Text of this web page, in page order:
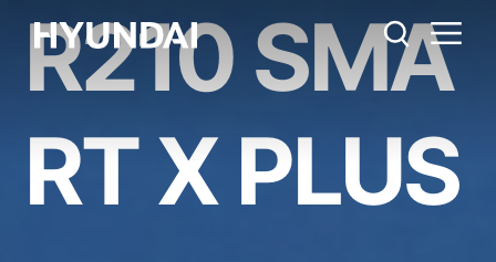
R210 SMART X
PLUS
Regla métrica EE.UU.
R210 SMA
RT X PLUS